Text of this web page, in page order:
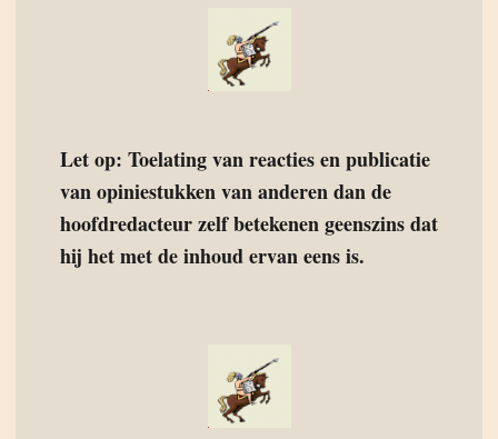
Let op: Toelating van reacties en publicatie
van opiniestukken van anderen dan de
hoofdredacteur zelf betekenen geenszins dat
hij het met de inhoud ervan eens is.